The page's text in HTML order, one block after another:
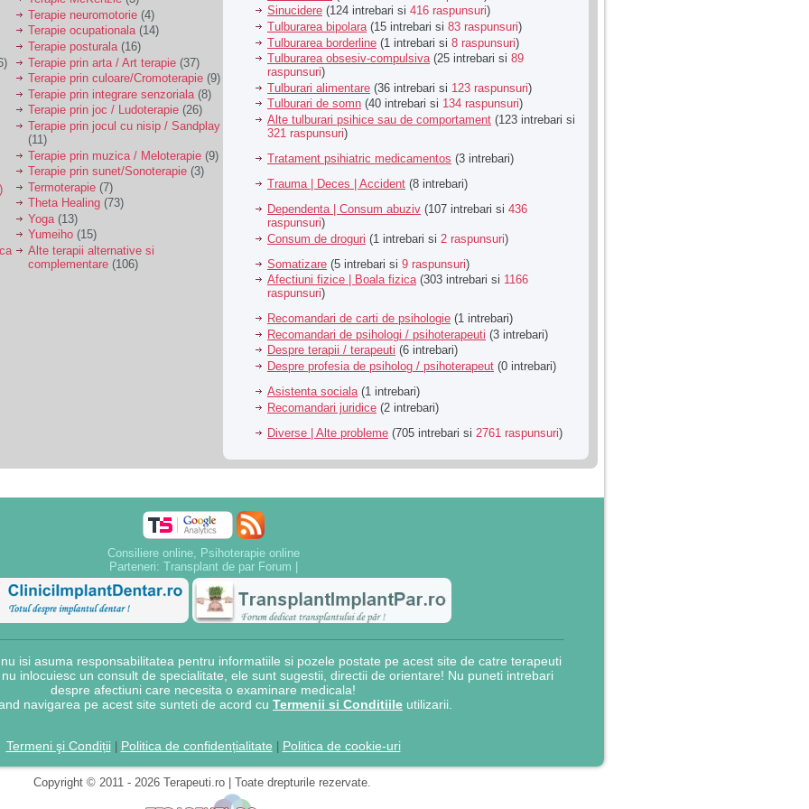
Terapie neuromotorie (4)
Terapie ocupationala(14)
Terapie posturala (16)
Terapie prin arta / Art terapie (37)
Terapie prin culoare/Cromoterapie (9)
Terapie prin integrare senzoriala (8)
Terapie prin joc / Ludoterapie (26)
Terapie prin jocul cu nisip / Sandplay
(11)
Terapie prin muzica / Meloterapie (9)
Terapie prin sunet/Sonoterapie (3)
Termoterapie (7)
Theta Healing (73)
Yoga (13)
Yumeiho (15)
Alte terapii alternative si
complementare (106)
Sinucidere (124 intrebari si 416 raspunsuri)
Tulburarea bipolara(15 intrebari si 83 raspunsuri)
Tulburarea borderline (1 intrebari si 8 raspunsuri)
Tulburarea obsesiv-compulsiva(25 intrebari si 89
raspunsuri)
Tulburari alimentare (36 intrebari si 123 raspunsuri)
Tulburari de somn (40 intrebari si 134 raspunsuri)
Alte tulburari psihice sau de comportament (123 intrebari si
321 raspunsuri)
Tratament psihiatric medicamentos (3 intrebari)
Trauma | Deces | Accident (8 intrebari)
Dependenta | Consum abuziv (107 intrebari si 436
raspunsuri)
Consum de droguri (1 intrebari si 2 raspunsuri)
Somatizare (5 intrebari si 9 raspunsuri)
Afectiuni fizice | Boala fizica(303 intrebari si 1166
raspunsuri)
Recomandari de carti de psihologie (1 intrebari)
Recomandari de psihologi / psihoterapeuti (3 intrebari)
Despre terapii / terapeuti (6 intrebari)
Despre profesia de psiholog / psihoterapeut (0 intrebari)
Asistenta sociala (1 intrebari)
Recomandari juridice (2 intrebari)
Diverse | Alte probleme (705 intrebari si 2761 raspunsuri)
Consiliere online, Psihoterapie online
Parteneri: Transplant de par Forum
isi asuma responsabilitatea pentru informatiile si pozele postate pe acest site de catre terapeuti
inlocuiesc un consult de specialitate, ele sunt sugestii, directii de orientare! Nu puneti intrebari
despre afectiuni care necesita o examinare medicala!
navigarea pe acest site sunteti de acord cu Termenii si Conditiile utilizarii.
Termeni şi Condiții| Politica de confidențialitate Politica de cookie-uri
Copyright © 2011 - 2026 Terapeuti.ro | Toate drepturile rezervate.